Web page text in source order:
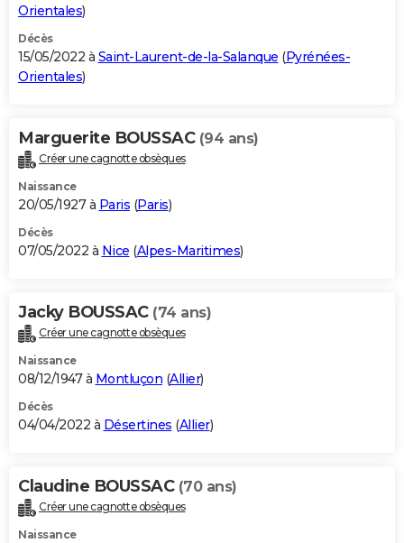
Orientales)
Décès
15/05/2022 à Saint-Laurent-de-la-Salanque (Pyrénées-
Orientales)
Marguerite BOUSSAC (94 ans)
Créer une cagnotte obsèques
Naissance
20/05/1927 à Paris (Paris)
Décès
07/05/2022 à Nice (Alpes-Maritimes)
Jacky BOUSSAC (74 ans)
Créer une cagnotte obsèques
Naissance
08/12/1947 à Montluçon (Allier)
Décès
04/04/2022 à Désertines (Allier)
Claudine BOUSSAC (70 ans)
Créer une cagnotte obsèques
Naissance